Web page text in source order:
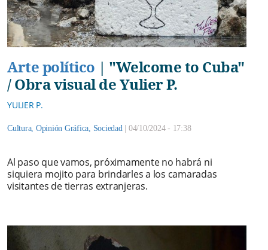
Arte político | "Welcome to Cuba"
/ Obra visual de Yulier P.
YULIER P.
Cultura, Opinión Gráfica Sociedad | 04/10/2024 - 17:38
Al paso que vamos, próximamente no habrá ni
siquiera mojito para brindarles a los camaradas
visitantes de tierras extranjeras.